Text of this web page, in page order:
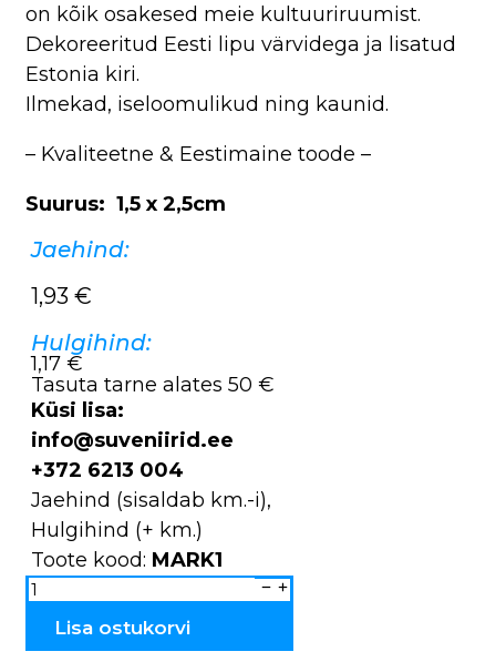
on kõik osakesed meie kultuuriruumist.
Dekoreeritud Eesti lipu värvidega ja lisatud
Estonia kiri.
Ilmekad, iseloomulikud ning kaunid.
– Kvaliteetne & Eestimaine toode –
Suurus: 1,5 x 2,5cm
Jaehind:
1,93 €
Hulgihind:
1,17 €
Tasuta tarne alates 50 €
Küsi lisa:
info@suveniirid.ee
+372 6213 004
Jaehind (sisaldab km.-i),
Hulgihind (+ km.)
Toote kood: MARK1
Rinnamärgid
metallist
MARK1
Lisa ostukorvi